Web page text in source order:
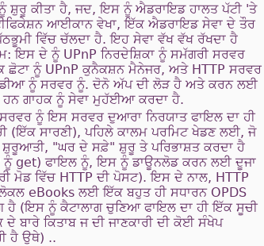
ਸ਼ੁਰੂ ਕੀਤਾ ਹੈ, ਜਦ, ਇਸ ਨੂੰ ਐਡਰਾਇਡ ਹਾਲਤ ਪੱਟੀ 'ਤੇ
ਆਈਕਾਨ ਵੇਖਾ, ਇੱਕ ਐਡਰਾਇਡ ਸੇਵਾ ਦੇ ਤੌਰ
ਵਿੱਚ ਚੱਲਦਾ ਹੈ. ਇਹ ਸੇਵਾ ਵੱਖ ਵੱਖ ਰੱਖਦਾ ਹੈ
ਇਸ ਦੇ ਨੂੰ UPnP ਨਿਰਦੇਸ਼ਿਕਾ ਨੂੰ ਸਮੱਗਰੀ ਸਰਵਰ
ਨੂੰ UPnP ਕੁਨੈਕਸ਼ਨ ਮੈਨੇਜਰ, ਅਤੇ HTTP ਸਰਵਰ
ਨੂੰ ਸਰਵਰ ਨੂੰ. ਦੋਨੋ ਅੱਪ ਦੀ ਲੋੜ ਹੈ ਅਤੇ ਕਰਨ ਲਈ
ਗਾਹਕ ਨੂੰ ਸੇਵਾ ਮੁਹੱਈਆ ਕਰਦਾ ਹੈ.
ਨੂੰ ਇਸ ਸਰਵਰ ਦੁਆਰਾ ਨਿਰਯਾਤ ਫਾਇਲ ਦਾ ਹੀ
(ਇੱਕ ਸਾਰਣੀ), ਪਹਿਲੇ ਕਾਲਮ ਪਰਮਿਟ ਖੇਡਣ ਲਈ, ਜੋ
"ਘਰ ਦੇ ਸਫ਼ੇ" ਸ਼ੁਰੂ ਤੇ ਪਰਿਭਾਸ਼ਤ ਕਰਦਾ ਹੈ
ਨੂੰ get) ਫਾਇਲ ਨੂੰ, ਇਸ ਨੂੰ ਡਾਊਨਲੋਡ ਕਰਨ ਲਈ ਦੂਜਾ
ਮੋਡ ਵਿੱਚ HTTP ਦੀ ਪੋਸਟ). ਇਸ ਦੇ ਨਾਲ, HTTP
eBooks ਲਈ ਇੱਕ ਬਹੁਤ ਹੀ ਸਧਾਰਨ OPDS
ਹੈ (ਇਸ ਨੂੰ ਕੈਟਾਲਾਗ ਚੁਣਿਆ ਫਾਇਲ ਦਾ ਹੀ ਇੱਕ ਸੂਚੀ
ਬਾਰੇ ਕਿਤਾਬ ਜ ਦੀ ਜਾਣਕਾਰੀ ਦੀ ਕੋਈ ਸੰਖੇਪ
ਹੈ ਉਥੇ) ..